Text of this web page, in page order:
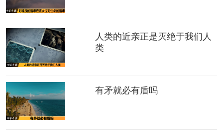
人类的近亲正是灭绝于我们人
类
有矛就必有盾吗